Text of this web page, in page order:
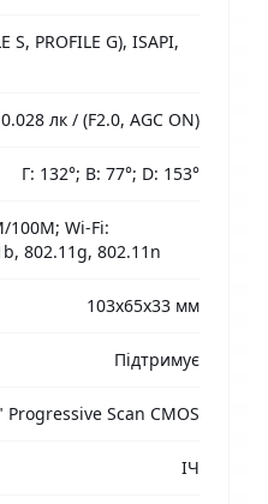
S, PROFILE G), ISAPI,
0.028 лк / (F2.0, AGC ON)
Г: 132°; В: 77°; D: 153°
100M; Wi-Fi:
802.11g, 802.11n
103х65х33 мм
Підтримує
Progressive Scan CMOS
ІЧ